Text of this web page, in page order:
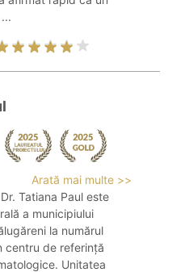
Arată mai multe >>
Tatiana Paul este
a municipiului
la numărul
centru de referință
Unitatea